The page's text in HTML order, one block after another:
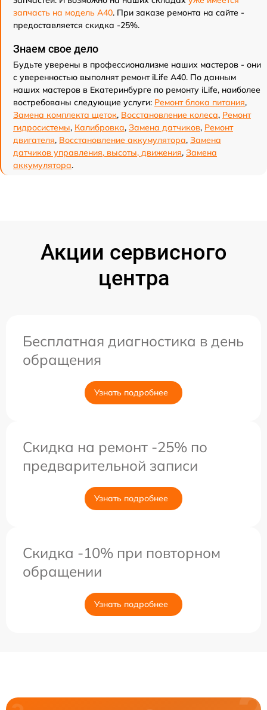
запчасть на модель A40. При заказе ремонта на сайте -
предоставляется скидка -25%.
Знаем свое дело
Будьте уверены в профессионализме наших мастеров - они
с уверенностью выполнят ремонт iLife A40. По данным
наших мастеров в Екатеринбурге по ремонту iLife, наиболее
востребованы следующие услуги: Ремонт блока питания,
Замена комплекта щеток, Восстановление колеса, Ремонт
гидросистемы, Калибровка, Замена датчиков, Ремонт
двигателя, Восстановление аккумулятора, Замена
датчиков управления, высоты, движения, Замена
аккумулятора.
Акции сервисного
центра
Бесплатная диагностика в день
обращения
Узнать подробнее
Скидка на ремонт -25% по
предварительной записи
Узнать подробнее
Скидка -10% при повторном
обращении
Узнать подробнее